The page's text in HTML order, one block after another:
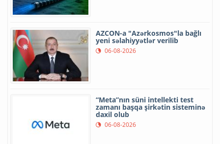
AZCON-a "Azərkosmos"la bağlı
yeni səlahiyyətlər verilib
06-08-2026
“Meta”nın süni intellekti test
zamanı başqa şirkətin sisteminə
daxil olub
06-08-2026